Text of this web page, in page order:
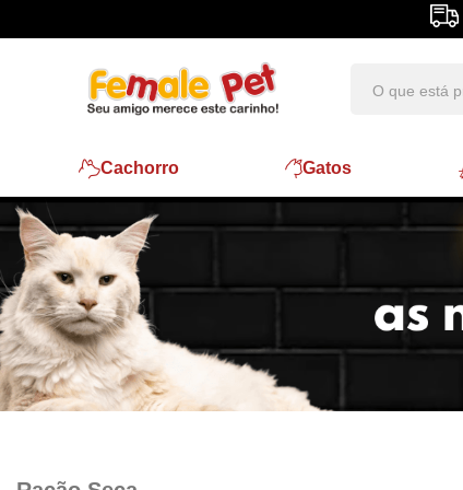
Cachorro Gatos